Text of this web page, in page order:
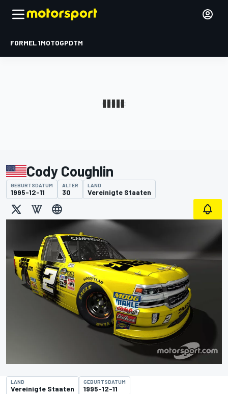
FORMEL 1MOTOGPDTM
Cody Coughlin
GEBURTSDATUM
1995-12-11
ALTER
30
LAND
Vereinigte Staaten
LAND
Vereinigte Staaten
GEBURTSDATUM
1995-12-11